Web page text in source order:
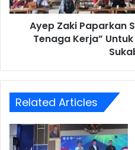
Ayep Zaki Paparkan
Tenaga Kerja”
Related Articles